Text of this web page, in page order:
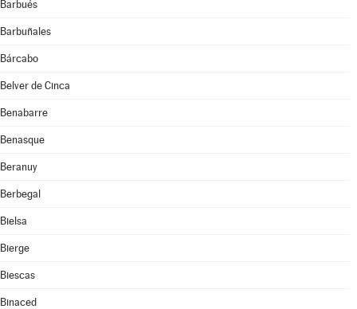
Barbués
Barbuñales
Bárcabo
Belver de Cinca
Benabarre
Benasque
Beranuy
Berbegal
Bielsa
Bierge
Biescas
Binaced